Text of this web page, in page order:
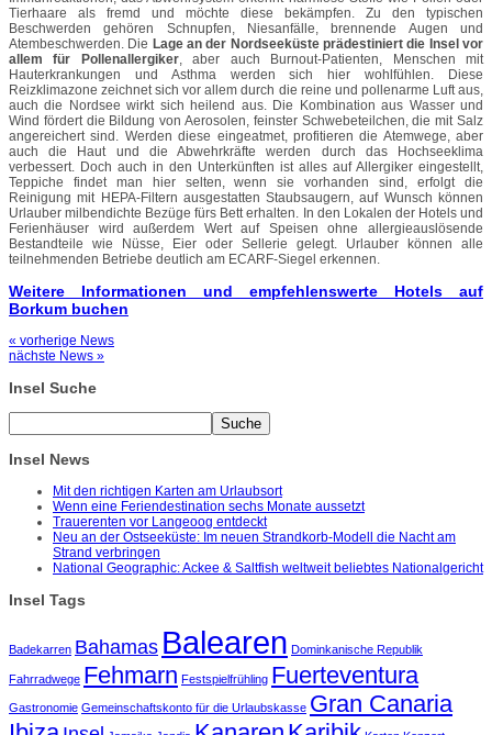
Tierhaare als fremd und möchte diese bekämpfen. Zu den typischen
Beschwerden gehören Schnupfen, Niesanfälle, brennende Augen und
Atembeschwerden. Die Lage an der Nordseeküste prädestiniert die Insel vor
allem für Pollenallergiker, aber auch Burnout-Patienten, Menschen mit
Hauterkrankungen und Asthma werden sich hier wohlfühlen. Diese
Reizklimazone zeichnet sich vor allem durch die reine und pollenarme Luft aus,
auch die Nordsee wirkt sich heilend aus. Die Kombination aus Wasser und
Wind fördert die Bildung von Aerosolen, feinster Schwebeteilchen, die mit Salz
angereichert sind. Werden diese eingeatmet, profitieren die Atemwege, aber
auch die Haut und die Abwehrkräfte werden durch das Hochseeklima
verbessert. Doch auch in den Unterkünften ist alles auf Allergiker eingestellt,
Teppiche findet man hier selten, wenn sie vorhanden sind, erfolgt die
Reinigung mit HEPA-Filtern ausgestatten Staubsaugern, auf Wunsch können
Urlauber milbendichte Bezüge fürs Bett erhalten. In den Lokalen der Hotels und
Ferienhäuser wird außerdem Wert auf Speisen ohne allergieauslösende
Bestandteile wie Nüsse, Eier oder Sellerie gelegt. Urlauber können alle
teilnehmenden Betriebe deutlich am ECARF-Siegel erkennen.
Weitere Informationen und empfehlenswerte Hotels auf
Borkum buchen
« vorherige News
nächste News »
Insel Suche
Insel News
Mit den richtigen Karten am Urlaubsort
Wenn eine Feriendestination sechs Monate aussetzt
Trauerenten vor Langeoog entdeckt
Neu an der Ostseeküste: Im neuen Strandkorb-Modell die Nacht am
Strand verbringen
National Geographic: Ackee & Saltfish weltweit beliebtes Nationalgericht
Insel Tags
Badekarren Bahamas Balearen Dominkanische Republik
Fahrradwege Fehmarn Festspielfrühling Fuerteventura
Gastronomie Gemeinschaftskonto für die Urlaubskasse Gran Canaria